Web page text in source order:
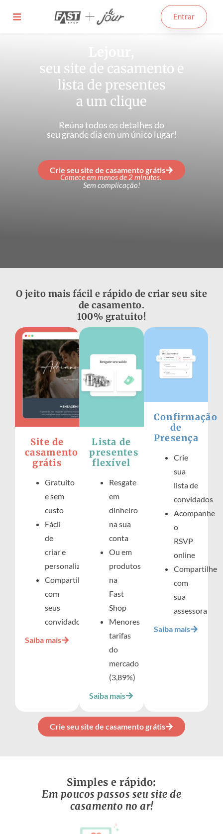
Entrar
seu site de casamento e
lista de presentes
a um clique
Reúna todos os detalhes do
seu grande dia em um único lugar!
Crie seu site de casamento grátis
Comece em menos de 2 minutos.
Sem complicação!
O jeito mais fácil e rápido de criar seu site
de casamento.
100% gratuito!
Site de
casamento
grátis
Gratuito
e sem
custo
Fácil
de
criar e
personalizar
Compartilhe
com
seus
convidados
Saiba mais
Lista de
presentes
flexível
Resgate
em
dinheiro
na sua
conta
Ou em
produtos
na
Fast
Shop
Menores
tarifas
do
mercado
(3,89%)
Saiba mais
Confirmação
de
Presença
Crie
sua
lista de
convidados
Acompanhe
o
RSVP
online
Compartilhe
com
sua
assessora
Saiba mais
Crie seu site de casamento grátis
Simples e rápido:
Em poucos passos seu site de
casamento no ar!